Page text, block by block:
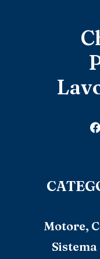
Motore,